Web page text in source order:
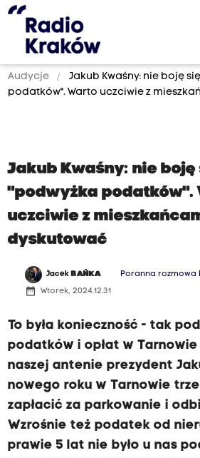
Audycje
Jakub Kwaśny: nie boję
podatków". Warto uczciwie z
Jakub Kwaśny: nie boję
"podwyżka podatków".
uczciwie z
dyskutować
Jacek BAŃKA Poranna rozmowa
date_range Wtorek, 2024.12.31
To była konieczność - tak
podatków i opłat w Tarnowie
naszej antenie prezydent
nowego roku w Tarnowie
zapłacić za parkowanie i
Wzrośnie też podatek od
prawie 5 lat nie było u nas